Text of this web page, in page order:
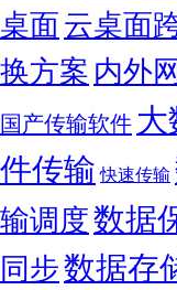
桌面云桌面
换方案内外
国产传输软件
件传输 快速传输
输调度数据
同步数据存